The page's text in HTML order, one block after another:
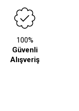
100%
Güvenli
Alışveriş